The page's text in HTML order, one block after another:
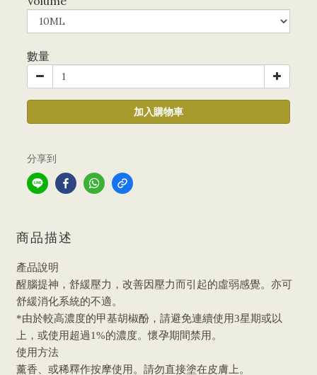
數量
加入購物車
分享到
商品描述
產品說明
醒腦提神，舒緩壓力，改善因壓力而引起的虛弱感覺。亦可
舒緩消化系統的不適。
*由於較高濃度的甲基胡椒酚，請避免連續使用3星期或以
上，或使用超過1%的濃度。懷孕期間禁用。
使用方法
薰香、或稀釋作按摩使用。請勿直接塗在皮膚上。